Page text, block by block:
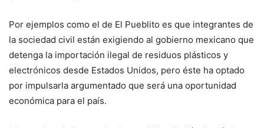
Por ejemplos como el de El Pueblito es que integrantes de
la sociedad civil están exigiendo al gobierno mexicano que
detenga la importación ilegal de residuos plásticos y
electrónicos desde Estados Unidos, pero éste ha optado
por impulsarla argumentado que será una oportunidad
económica para el país.